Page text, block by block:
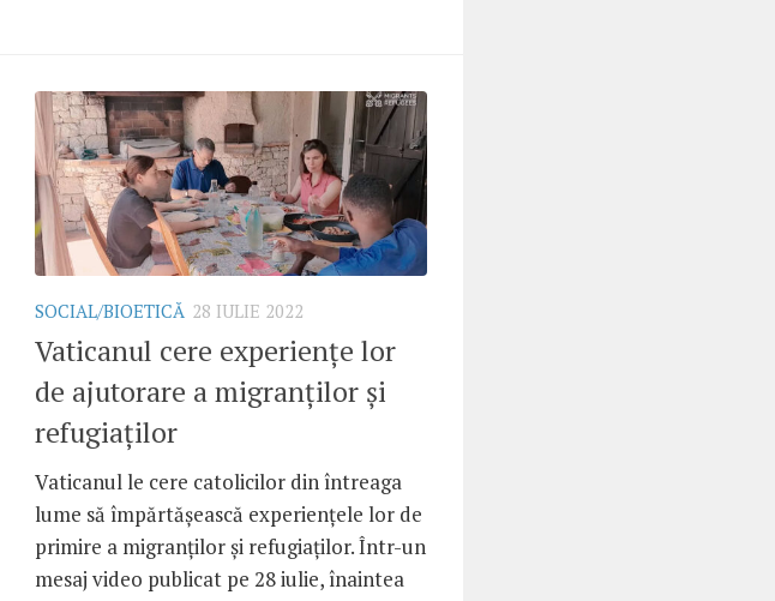
SOCIAL/BIOETICĂ 28 IULIE 2022
Vaticanul cere experiențe lor
de ajutorare a migranților și
refugiaților
Vaticanul le cere catolicilor din întreaga
lume să împărtășească experiențele lor de
primire a migranților și refugiaților. Într-un
mesaj video publicat pe 28 iulie, înaintea